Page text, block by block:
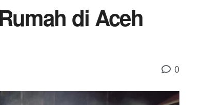
di Aceh
0